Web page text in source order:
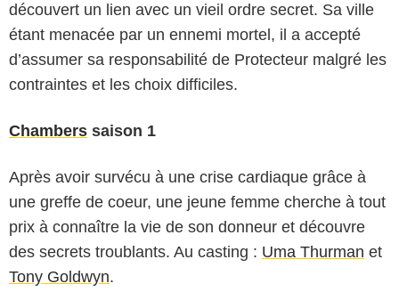
découvert un lien avec un vieil ordre secret. Sa ville
étant menacée par un ennemi mortel, il a accepté
d’assumer sa responsabilité de Protecteur malgré les
contraintes et les choix difficiles.
Chambers saison 1
Après avoir survécu à une crise cardiaque grâce à
une greffe de coeur, une jeune femme cherche à tout
prix à connaître la vie de son donneur et découvre
des secrets troublants. Au casting : Uma Thurman et
Tony Goldwyn.